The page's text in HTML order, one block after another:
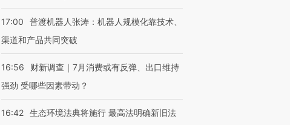
17:00
普渡机器人张涛：机器人规模化靠技术、
渠道和产品共同突破
16:56
财新调查｜7月消费或有反弹、出口维持
强劲 受哪些因素带动？
16:42 生态环境法典将施行 最高法明确新旧法